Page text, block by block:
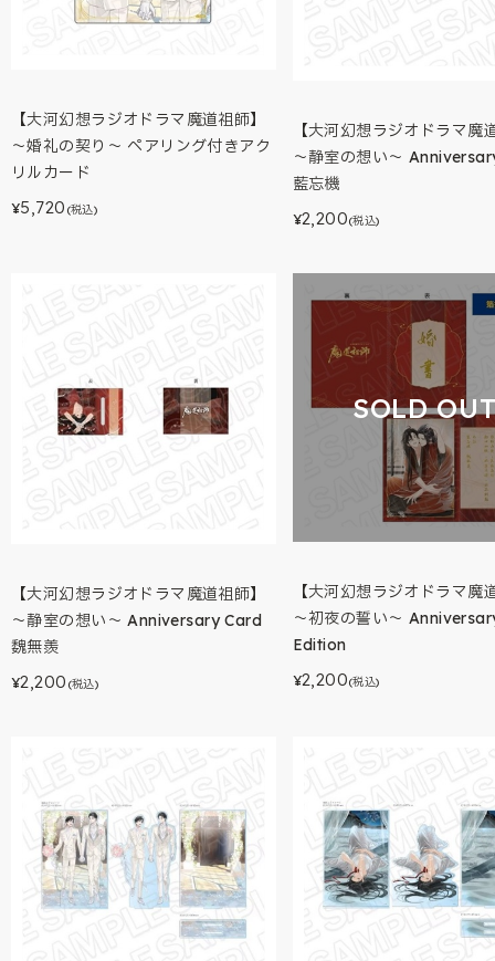
【大河幻想ラジオドラマ魔道祖師】
～婚礼の契り～ ペアリング付きアク
リルカード
¥5,720 (税込)
【大河幻想ラジオドラマ魔
～静室の想い～
藍忘機
¥2,200(税込)
【大河幻想ラジオドラマ魔道祖師】
～静室の想い～ Anniversary Card
魏無羨
¥2,200 (税込)
SOLD
【大河幻想ラジオドラマ魔
～初夜の誓い～
Edition
¥2,200(税込)